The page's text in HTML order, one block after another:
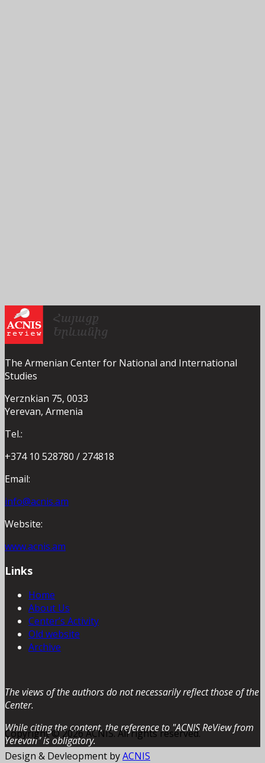
The Armenian Center for National and International
Studies
Yerznkian 75, 0033
Yerevan, Armenia
Tel.:
+374 10 528780 / 274818
Email:
info@acnis.am
Website:
www.acnis.am
Links
Home
About Us
Center’s Activity
Old website
Archive
The views of the authors do not necessarily reflect those of the
Center.
While citing the content, the reference to "ACNIS ReView from
Yerevan” is obligatory.
Copyright © 2026 ACNIS. All rights reserved.
Design & Devleopment byACNIS